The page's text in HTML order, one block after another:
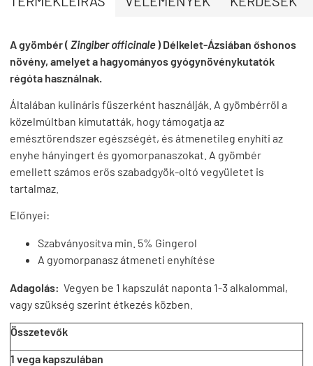
A gyömbér ( Zingiber officinale) Délkelet-Ázsiában őshonos
növény, amelyet a hagyományos gyógynövénykutatók
régóta használnak.
Általában kulináris fűszerként használják. A gyömbérről a
közelmúltban kimutatták, hogy támogatja az
emésztőrendszer egészségét, és átmenetileg enyhíti az
enyhe hányingert és gyomorpanaszokat. A gyömbér
emellett számos erős szabadgyök-oltó vegyületet is
tartalmaz.
Előnyei:
Szabványosítva min. 5% Gingerol
A gyomorpanasz átmeneti enyhítése
Adagolás: Vegyen be 1 kapszulát naponta 1-3 alkalommal,
vagy szükség szerint étkezés közben.
Összetevők
1 vega kapszulában